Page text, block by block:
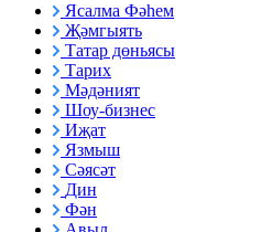
Ясалма Фәһем
Җәмгыять
Татар дөньясы
Тарих
Мәдәният
Шоу-бизнес
Иҗат
Язмыш
Сәясәт
Дин
Фән